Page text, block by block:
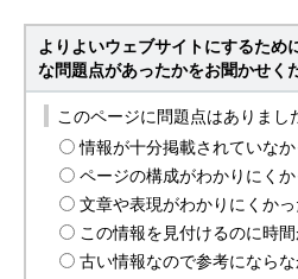
よりよいウェブサイトにするため
な問題点があったかをお聞かせく
このページに問題点はありまし
情報が十分掲載されていなか
ページの構成がわかりにくか
文章や表現がわかりにくかっ
この情報を見付けるのに時
古い情報なので参考になら